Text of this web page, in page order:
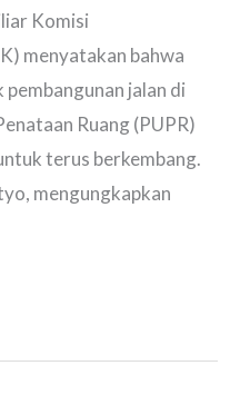
Komisi
menyatakan bahwa
jalan di
Ruang (PUPR)
terus berkembang.
mengungkapkan